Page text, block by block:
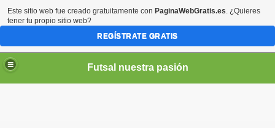
Futsal nuestra pasión
Este sitio web fue creado gratuitamente con PaginaWebGratis.es. ¿Quieres
tener tu propio sitio web?
REGÍSTRATE GRATIS